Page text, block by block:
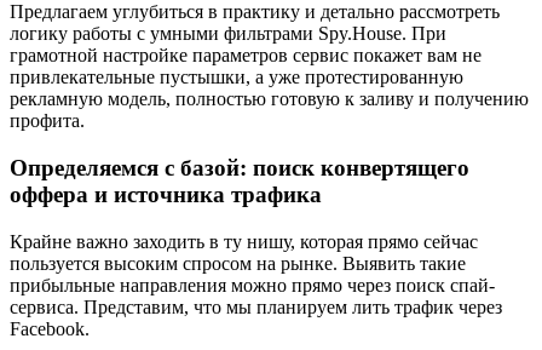
Предлагаем углубиться в практику и детально рассмотреть
логику работы с умными фильтрами Spy.House. При
грамотной настройке параметров сервис покажет вам не
привлекательные пустышки, а уже протестированную
рекламную модель, полностью готовую к заливу и получению
профита.
Определяемся с базой: поиск конвертящего
оффера и источника трафика
Крайне важно заходить в ту нишу, которая прямо сейчас
пользуется высоким спросом на рынке. Выявить такие
прибыльные направления можно прямо через поиск спай-
сервиса. Представим, что мы планируем лить трафик через
Facebook.